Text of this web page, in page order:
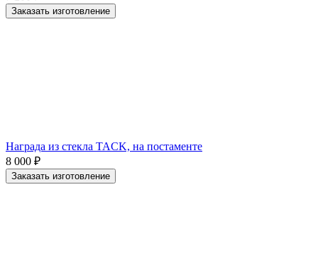
Заказать изготовление
Награда из стекла TACK, на постаменте
8 000 ₽
Заказать изготовление